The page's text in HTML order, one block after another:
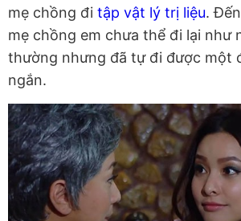
mẹ chồng đi tập vật lý trị liệu.
mẹ chồng em chưa thể đi lại như
thường nhưng đã tự đi được một
ngắn.